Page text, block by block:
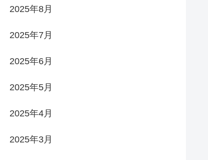
2025年8月
2025年7月
2025年6月
2025年5月
2025年4月
2025年3月